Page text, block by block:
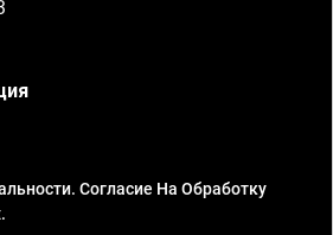
Согласие На Обработку